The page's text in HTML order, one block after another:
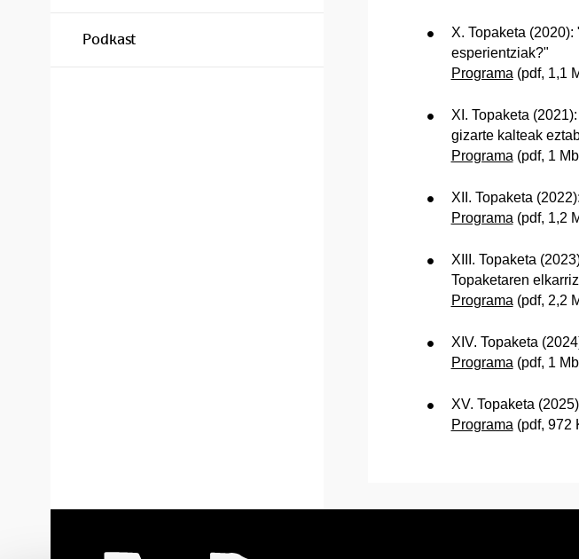
Podkast
X. Topaketa
esperientziak?"
Programa(pdf, 1,1
XI. Topaketa
gizarte kalteak
Programa(pdf, 1
XII. Topaketa
Programa (pdf, 1,2
XIII. Topaketa
Topaketaren
Programa (pdf, 2,2
XIV. Topaketa
Programa (pdf, 1
XV. Topaketa
Programa (pdf, 972